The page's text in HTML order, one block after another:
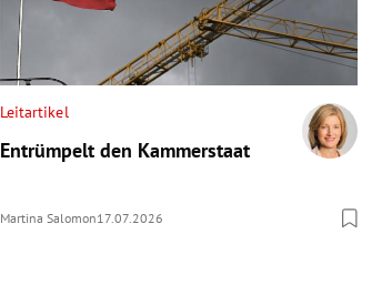
Leitartikel
Entrümpelt den Kammerstaat
Martina Salomon17.07.2026